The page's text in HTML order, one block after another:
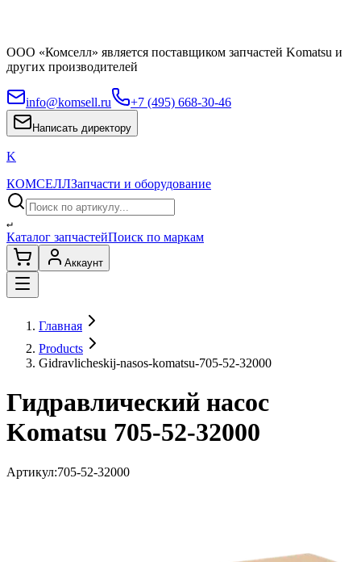
ООО «Комселл» является поставщиком запчастей Komatsu и
других производителей
info@komsell.ru +7 (495) 668-30-46
Написать директору
K
КОМСЕЛЛЗапчасти и оборудование
↵
Каталог запчастейПоиск по маркам
Аккаунт
Главная
Products
Gidravlicheskij-nasos-komatsu-705-52-32000
Гидравлический насос
Komatsu 705-52-32000
Артикул:705-52-32000